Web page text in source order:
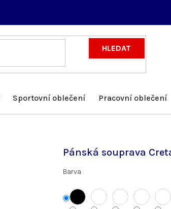
HLEDAT
Sportovní oblečení Pracovní oblečení
Pánská souprava
Barva